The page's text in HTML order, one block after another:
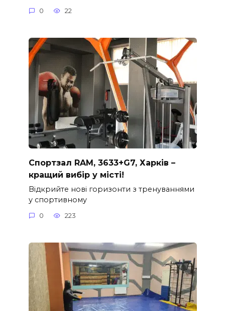
0 22
Спортзал RAM, 3633+G7, Харків –
кращий вибір у місті!
Відкрийте нові горизонти з тренуваннями
у спортивному
0 223